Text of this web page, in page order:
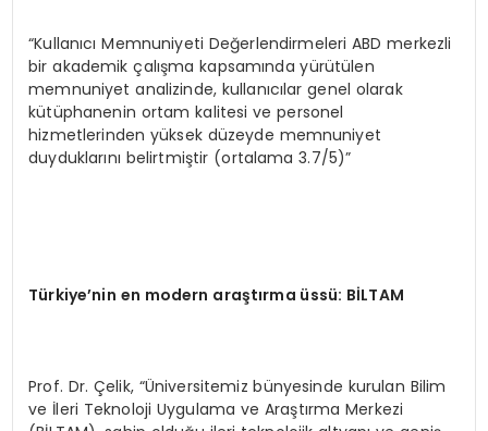
“Kullanıcı Memnuniyeti Değerlendirmeleri ABD merkezli
bir akademik çalışma kapsamında yürütülen
memnuniyet analizinde, kullanıcılar genel olarak
kütüphanenin ortam kalitesi ve personel
hizmetlerinden yüksek düzeyde memnuniyet
duyduklarını belirtmiştir (ortalama 3.7/5)”
Türkiye’nin en modern araştırma üssü: BİLTAM
Prof. Dr. Çelik, “Üniversitemiz bünyesinde kurulan Bilim
ve İleri Teknoloji Uygulama ve Araştırma Merkezi